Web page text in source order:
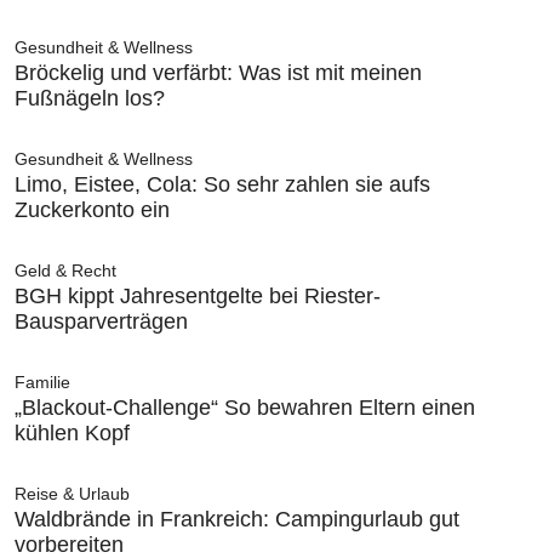
Gesundheit & Wellness
Bröckelig und verfärbt: Was ist mit meinen
Fußnägeln los?
Gesundheit & Wellness
Limo, Eistee, Cola: So sehr zahlen sie aufs
Zuckerkonto ein
Geld & Recht
BGH kippt Jahresentgelte bei Riester-
Bausparverträgen
Familie
„Blackout-Challenge“ So bewahren Eltern einen
kühlen Kopf
Reise & Urlaub
Waldbrände in Frankreich: Campingurlaub gut
vorbereiten